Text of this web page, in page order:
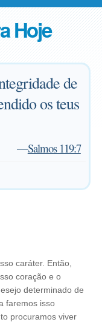
Hoje
de
os teus
—Salmos 119:7
caráter. Então,
coração e o
determinado de
faremos isso
procuramos viver